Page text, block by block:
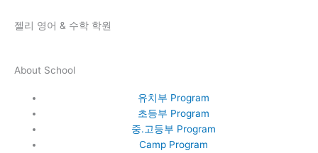
젤리 영어 & 수학 학원
About School
유치부 Program
초등부 Program
중.고등부 Program
Camp Program